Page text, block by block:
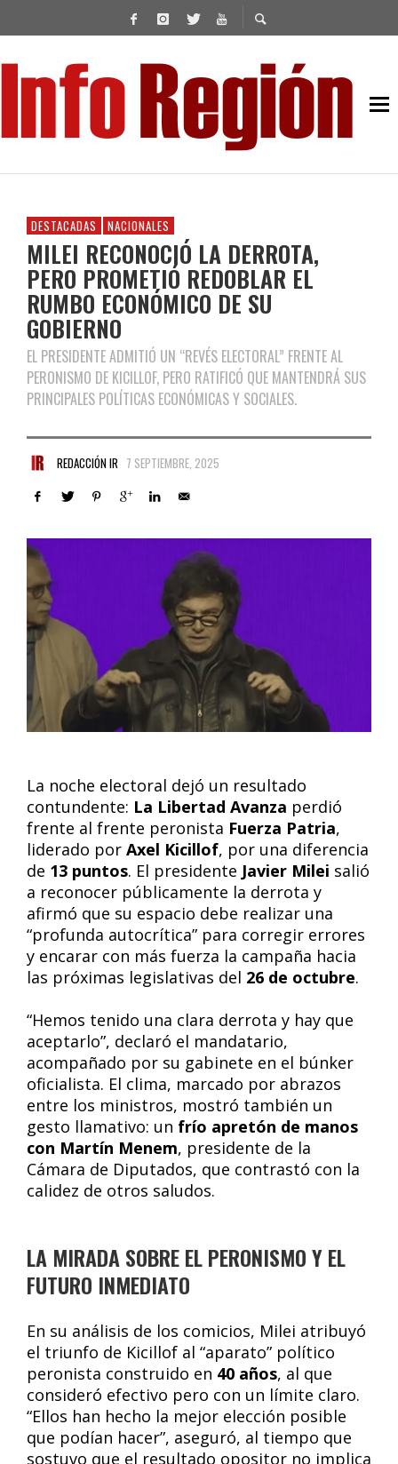
DESTACADAS NACIONALES
MILEI RECONOCIÓ LA DERROTA,
PERO PROMETIÓ REDOBLAR EL
RUMBO ECONÓMICO DE SU
GOBIERNO
EL PRESIDENTE ADMITIÓ UN “REVÉS ELECTORAL” FRENTE AL
PERONISMO DE KICILLOF, PERO RATIFICÓ QUE MANTENDRÁ SUS
PRINCIPALES POLÍTICAS ECONÓMICAS Y SOCIALES.
REDACCIÓN IR 7 SEPTIEMBRE, 2025
La noche electoral dejó un resultado
contundente: La Libertad Avanza perdió
frente al frente peronista Fuerza Patria,
liderado por Axel Kicillof, por una diferencia
de 13 puntos. El presidente Javier Milei salió
a reconocer públicamente la derrota y
afirmó que su espacio debe realizar una
“profunda autocrítica” para corregir errores
y encarar con más fuerza la campaña hacia
las próximas legislativas del 26 de octubre.
“Hemos tenido una clara derrota y hay que
aceptarlo”, declaró el mandatario,
acompañado por su gabinete en el búnker
oficialista. El clima, marcado por abrazos
entre los ministros, mostró también un
gesto llamativo: un frío apretón de manos
con Martín Menem, presidente de la
Cámara de Diputados, que contrastó con la
calidez de otros saludos.
LA MIRADA SOBRE EL PERONISMO Y EL
FUTURO INMEDIATO
En su análisis de los comicios, Milei atribuyó
el triunfo de Kicillof al “aparato” político
peronista construido en 40 años, al que
consideró efectivo pero con un límite claro.
“Ellos han hecho la mejor elección posible
que podían hacer”, aseguró, al tiempo que
sostuvo que el resultado opositor no implica